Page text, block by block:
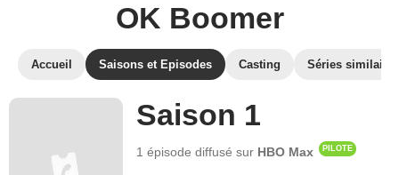
OK Boomer
Accueil Saisons et Episodes Casting Séries similaires
Saison 1
1 épisode diffusé sur HBO Max PILOTE